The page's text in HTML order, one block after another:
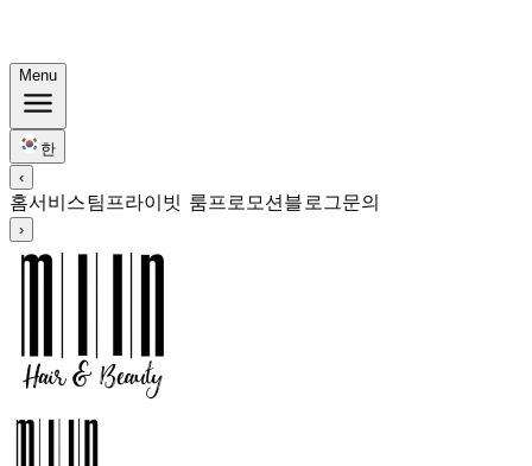
Menu
한
‹
홈서비스팀프라이빗 룸프로모션블로그문의
›